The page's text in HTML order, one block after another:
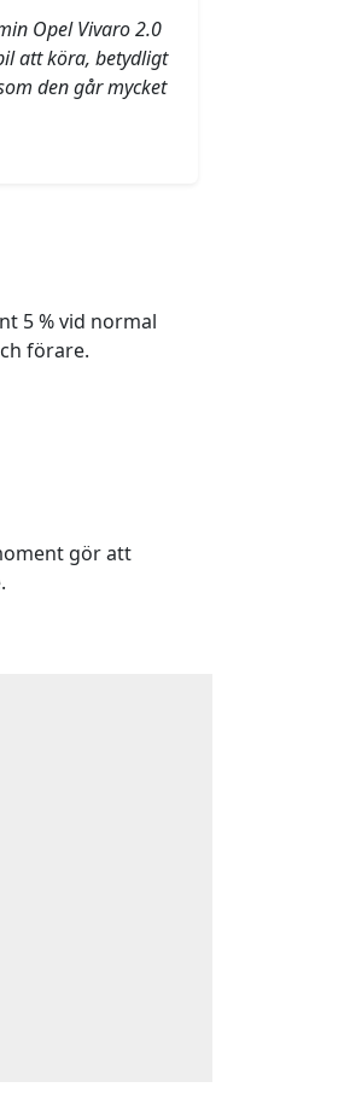
Opel Vivaro 2.0
att köra, betydligt
den går mycket
5 % vid normal
förare.
gör att